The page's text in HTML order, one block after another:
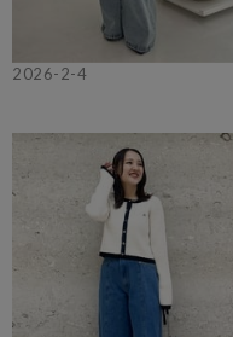
2026-2-4